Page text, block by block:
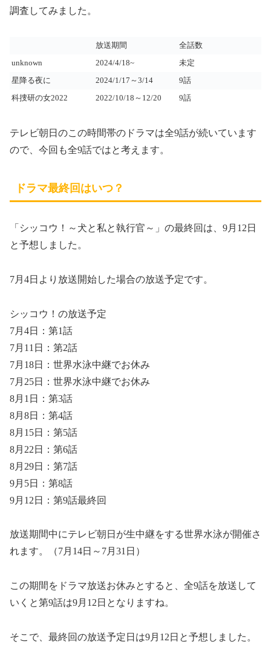
調査してみました。
放送期間 全話数
unknown 2024/4/18~ 未定
星降る夜に 2024/1/17～3/14 9話
科捜研の女2022 2022/10/18～12/20 9話
テレビ朝日のこの時間帯のドラマは全9話が続いています
ので、今回も全9話ではと考えます。
ドラマ最終回はいつ？
「シッコウ！ ～犬と私と執行官～ 」の最終回は、 9月12日
と予想しました。
7月4日より放送開始した場合の放送予定です。
シッコウ！の放送予定
7月4日：第1話
7月11日：第2話
7月18日：世界水泳中継でお休み
7月25日：世界水泳中継でお休み
8月1日：第3話
8月8日：第4話
8月15日：第5話
8月22日：第6話
8月29日：第7話
9月5日：第8話
9月12日：第9話最終回
放送期間中にテレビ朝日が生中継をする世界水泳が開催さ
れます。（7月14日～7月31日）
この期間をドラマ放送お休みとすると、全9話を放送して
いくと第9話は9月12日となりますね。
そこで、最終回の放送予定日は9月12日と予想しました。